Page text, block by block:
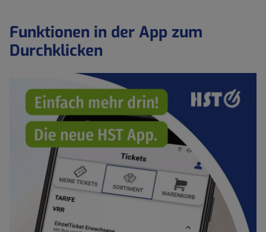
Funktionen in der App zum
Durchklicken